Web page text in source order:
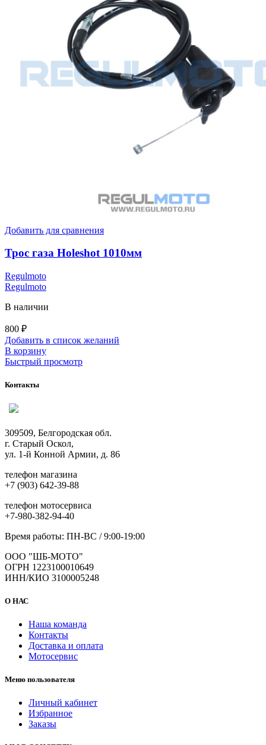
Добавить для сравнения
Трос газа Holeshot 1010мм
Regulmoto
Regulmoto
В наличии
800 ₽
Добавить в список желаний
В корзину
Быстрый просмотр
Контакты
309509, Белгородская обл.
г. Старый Оскол,
ул. 1-й Конной Армии, д. 86
телефон магазина
+7 (903) 642-39-88
телефон мотосервиса
+7-980-382-94-40
Время работы: ПН-ВС / 9:00-19:00
ООО "ШБ-МОТО"
ОГРН 1223100010649
ИНН/КИО 3100005248
О НАС
Наша команда
Контакты
Доставка и оплата
Мотосервис
Меню пользователя
Личный кабинет
Избранное
Заказы